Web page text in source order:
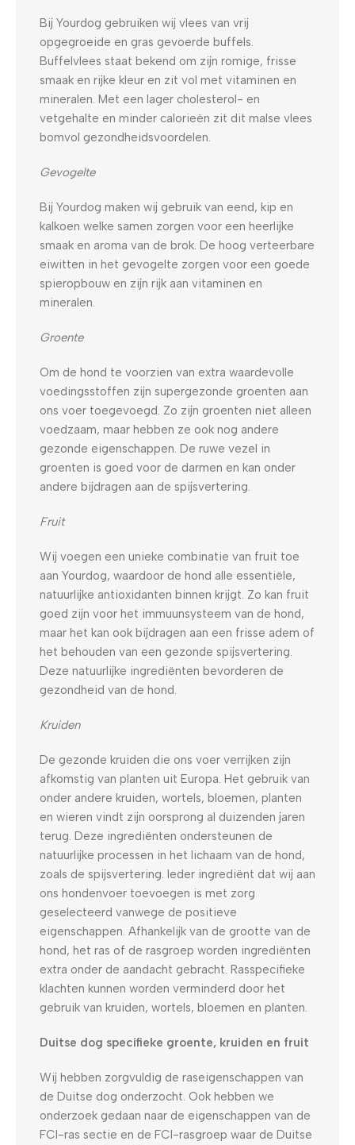
Bij Yourdog gebruiken wij vlees van vrij
opgegroeide en gras gevoerde buffels.
Buffelvlees staat bekend om zijn romige, frisse
smaak en rijke kleur en zit vol met vitaminen en
mineralen. Met een lager cholesterol- en
vetgehalte en minder calorieën zit dit malse vlees
bomvol gezondheidsvoordelen.
Gevogelte
Bij Yourdog maken wij gebruik van eend, kip en
kalkoen welke samen zorgen voor een heerlijke
smaak en aroma van de brok. De hoog verteerbare
eiwitten in het gevogelte zorgen voor een goede
spieropbouw en zijn rijk aan vitaminen en
mineralen.
Groente
Om de hond te voorzien van extra waardevolle
voedingsstoffen zijn supergezonde groenten aan
ons voer toegevoegd. Zo zijn groenten niet alleen
voedzaam, maar hebben ze ook nog andere
gezonde eigenschappen. De ruwe vezel in
groenten is goed voor de darmen en kan onder
andere bijdragen aan de spijsvertering.
Fruit
Wij voegen een unieke combinatie van fruit toe
aan Yourdog, waardoor de hond alle essentiële,
natuurlijke antioxidanten binnen krijgt. Zo kan fruit
goed zijn voor het immuunsysteem van de hond,
maar het kan ook bijdragen aan een frisse adem of
het behouden van een gezonde spijsvertering.
Deze natuurlijke ingrediënten bevorderen de
gezondheid van de hond.
Kruiden
De gezonde kruiden die ons voer verrijken zijn
afkomstig van planten uit Europa. Het gebruik van
onder andere kruiden, wortels, bloemen, planten
en wieren vindt zijn oorsprong al duizenden jaren
terug. Deze ingrediënten ondersteunen de
natuurlijke processen in het lichaam van de hond,
zoals de spijsvertering. Ieder ingrediënt dat wij aan
ons hondenvoer toevoegen is met zorg
geselecteerd vanwege de positieve
eigenschappen. Afhankelijk van de grootte van de
hond, het ras of de rasgroep worden ingrediënten
extra onder de aandacht gebracht. Rasspecifieke
klachten kunnen worden verminderd door het
gebruik van kruiden, wortels, bloemen en planten.
Duitse dog specifieke groente, kruiden en fruit
Wij hebben zorgvuldig de raseigenschappen van
de Duitse dog onderzocht. Ook hebben we
onderzoek gedaan naar de eigenschappen van de
FCI-ras sectie en de FCI-rasgroep waar de Duitse